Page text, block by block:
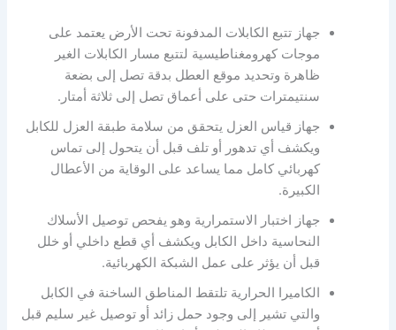
جهاز تتبع الكابلات المدفونة تحت الأرض يعتمد على
موجات كهرومغناطيسية لتتبع مسار الكابلات الغير
ظاهرة وتحديد موقع العطل بدقة تصل إلى بضعة
سنتيمترات حتى على أعماق تصل إلى ثلاثة أمتار.
جهاز قياس العزل يتحقق من سلامة طبقة العزل للكابل
ويكشف أي تدهور أو تلف قبل أن يتحول إلى تماس
كهربائي كامل مما يساعد على الوقاية من الأعطال
الكبيرة.
جهاز اختبار الاستمرارية وهو يفحص توصيل الأسلاك
النحاسية داخل الكابل ويكشف أي قطع داخلي أو خلل
قبل أن يؤثر على عمل الشبكة الكهربائية.
الكاميرا الحرارية تلتقط المناطق الساخنة في الكابل
والتي تشير إلى وجود حمل زائد أو توصيل غير سليم قبل